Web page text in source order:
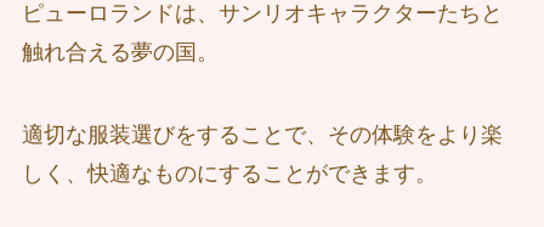
ピューロランドは、サンリオキャラクターたちと
触れ合える夢の国。
適切な服装選びをすることで、その体験をより楽
しく、快適なものにすることができます。